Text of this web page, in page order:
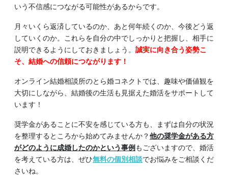
いう不信感につながる可能性があるからです。
月々いくら返済しているのか、あと何年続くのか、今後どう返
していくのか。これらを自分の中でしっかりと把握し、相手に
説明できるようにしておきましょう。 誠実に向き合う姿勢こ
そ、結婚への信頼につながります！
オンライン結婚相談所のとら婚コネクトでは、趣味や価値観を
大切にしながら、結婚後の生活も見据えた婚活をサポートして
います！
奨学金があることに不安を感じている方も、まずは自分の状況
を整理するところから始めてみませんか？他の奨学金がある方
がどのように成婚したのかという事例もございますので、婚活
を考えている方は、ぜひ無料の個別相談でお悩みをご相談くだ
さいね。